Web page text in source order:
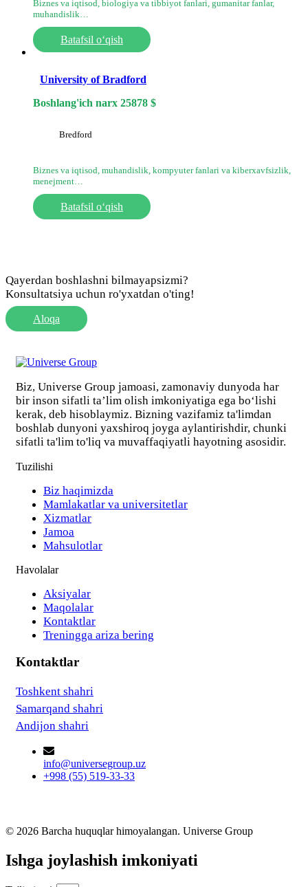
Biznes va iqtisod, biologiya va tibbiyot fanlari, gumanitar fanlar,
muhandislik…
Batafsil o‘qish
University of Bradford
Boshlang'ich narx 25878 $
Bredford
Biznes va iqtisod, muhandislik, kompyuter fanlari va kiberxavfsizlik,
menejment…
Batafsil o‘qish
Qayerdan boshlashni bilmayapsizmi?
Konsultatsiya uchun ro'yxatdan o'ting!
Aloqa
Biz, Universe Group jamoasi, zamonaviy dunyoda har
bir inson sifatli ta’lim olish imkoniyatiga ega bo‘lishi
kerak, deb hisoblaymiz. Bizning vazifamiz ta'limdan
boshlab dunyoni yaxshiroq joyga aylantirishdir, chunki
sifatli ta'lim to'liq va muvaffaqiyatli hayotning asosidir.
Tuzilishi
Biz haqimizda
Mamlakatlar va universitetlar
Xizmatlar
Jamoa
Mahsulotlar
Havolalar
Aksiyalar
Maqolalar
Kontaktlar
Treningga ariza bering
Kontaktlar
Toshkent shahri
Samarqand shahri
Andijon shahri
info@universegroup.uz
+998 (55) 519-33-33
© 2026 Barcha huquqlar himoyalangan. Universe Group
Ishga joylashish imkoniyati